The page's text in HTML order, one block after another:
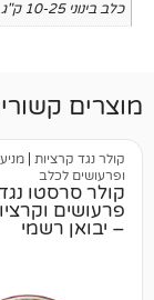
מניעת קרציות
נגד
לכלב